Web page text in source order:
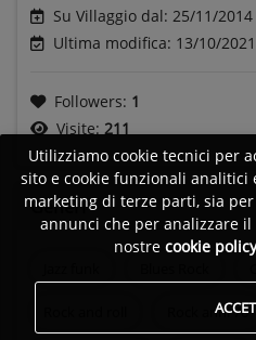
Su Villaggio dal: 25/11/2014
Ultima modifica: 13/10/2021
Followers: 1
Visite: 211
Generi
Rock anni 70
Utilizziamo cookie tecnici per
sito e cookie funzionali analitici
marketing di terze parti, sia
annunci che per analizzare
nostre cookie policy